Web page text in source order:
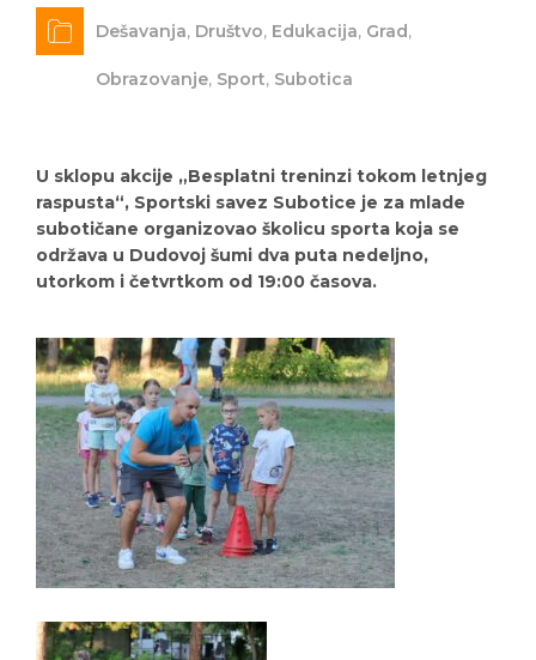
Dešavanja, Društvo, Edukacija, Grad,
Obrazovanje, Sport, Subotica
U sklopu akcije „Besplatni treninzi tokom letnjeg
raspusta“, Sportski savez Subotice je za mlade
subotičane organizovao školicu sporta koja se
održava u Dudovoj šumi dva puta nedeljno,
utorkom i četvrtkom od 19:00 časova.